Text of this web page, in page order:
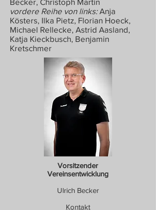
vordere Reihe von links:Anja
Kösters, Ilka Pietz, Florian Hoeck,
Michael Rellecke, Astrid Aasland,
Katja Kieckbusch, Benjamin
Kretschmer
Vorsitzender
Vereinsentwicklung
Ulrich Becker
Kontakt